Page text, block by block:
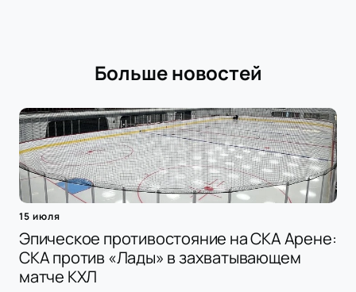
Больше новостей
15 июля
Эпическое противостояние на СКА Арене:
СКА против «Лады» в захватывающем
матче КХЛ